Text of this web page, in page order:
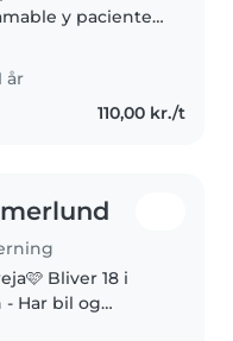
y paciente.
cuidando
y amigos.
inglés y alemán, y
år
110,00 kr./t
18 i